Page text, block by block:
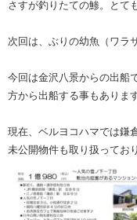
さすが釣りたての鯵。とて
次回は、ぶりの幼魚（ワラ
今回は金沢八景からの出船
方から出船する事もあります
現在、ベルヨコハマでは鎌
未公開物件も取り扱ってお